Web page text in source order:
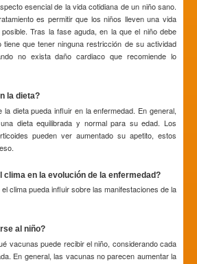
esencial de la vida cotidiana de un niño sano.
es permitir que los niños lleven una vida
Tras la fase aguda, en la que el niño debe
que tener ninguna restricción de su actividad
no exista daño cardiaco que recomiende lo
la dieta?
dieta pueda influir en la enfermedad. En general,
dieta equilibrada y normal para su edad. Los
pueden ver aumentado su apetito, estos
clima en la evolución de la enfermedad?
clima pueda influir sobre las manifestaciones de la
al niño?
vacunas puede recibir el niño, considerando cada
En general, las vacunas no parecen aumentar la